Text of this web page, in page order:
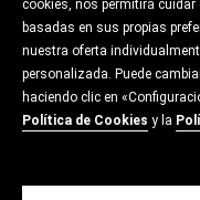
cookies, nos permitirá
basadas en sus propias
nuestra oferta
personalizada. Puede
haciendo clic en
Política de Cookies y la